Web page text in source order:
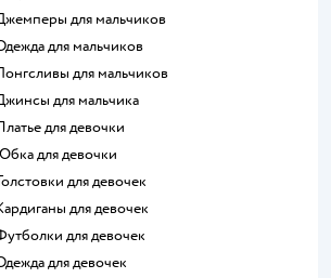
Джемперы для мальчиков
Одежда для мальчиков
Лонгсливы для мальчиков
Джинсы для мальчика
Платье для девочки
Юбка для девочки
Толстовки для девочек
Кардиганы для девочек
Футболки для девочек
Одежда для девочек